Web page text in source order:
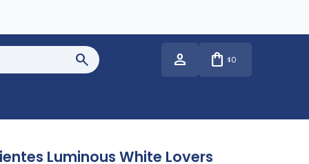
$0
Luminous White Lovers